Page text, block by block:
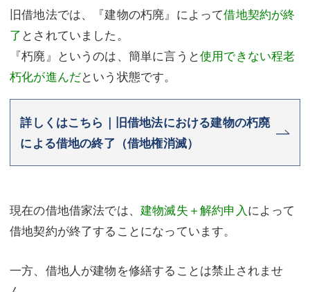
旧借地法では、『建物の朽廃』によって借地契約が終
了 とされていました。
『朽廃』というのは、簡単に言うと使用できない程老
朽化が進んだという状態です。
詳しくはこちら｜旧借地法における建物の朽廃
による借地の終了（借地権消滅）
現在の借地借家法では、建物滅失＋解約申入によって
借地契約が終了することになっています。
一方、借地人が建物を修繕することは禁止されませ